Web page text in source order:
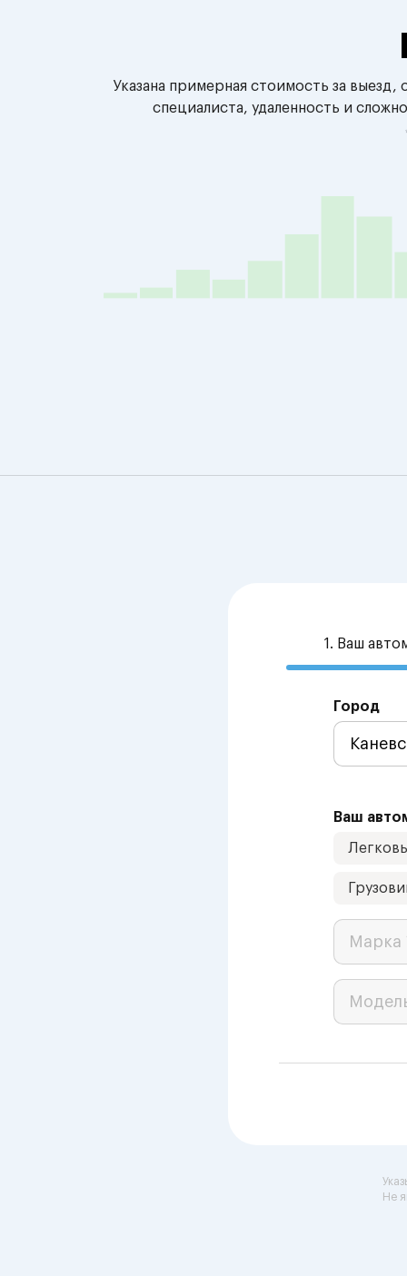
Указана примерная стоимость за
специалиста, удаленность и
1. Ваш
Город
Ваш
Марка
Не